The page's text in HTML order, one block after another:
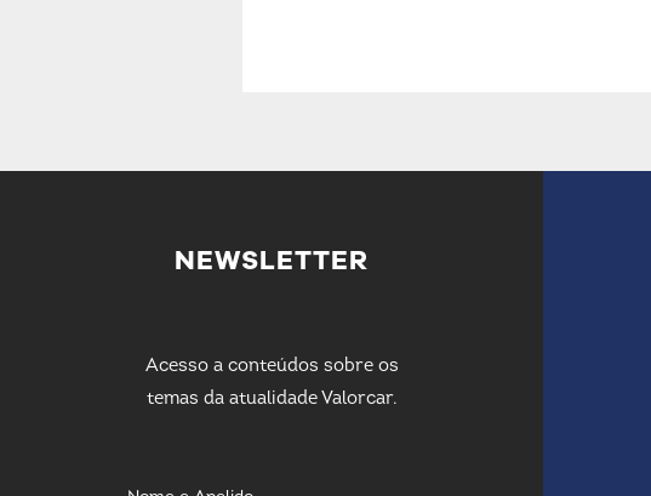
NEWSLETTER
Acesso a conteúdos sobre os
temas da atualidade Valorcar.